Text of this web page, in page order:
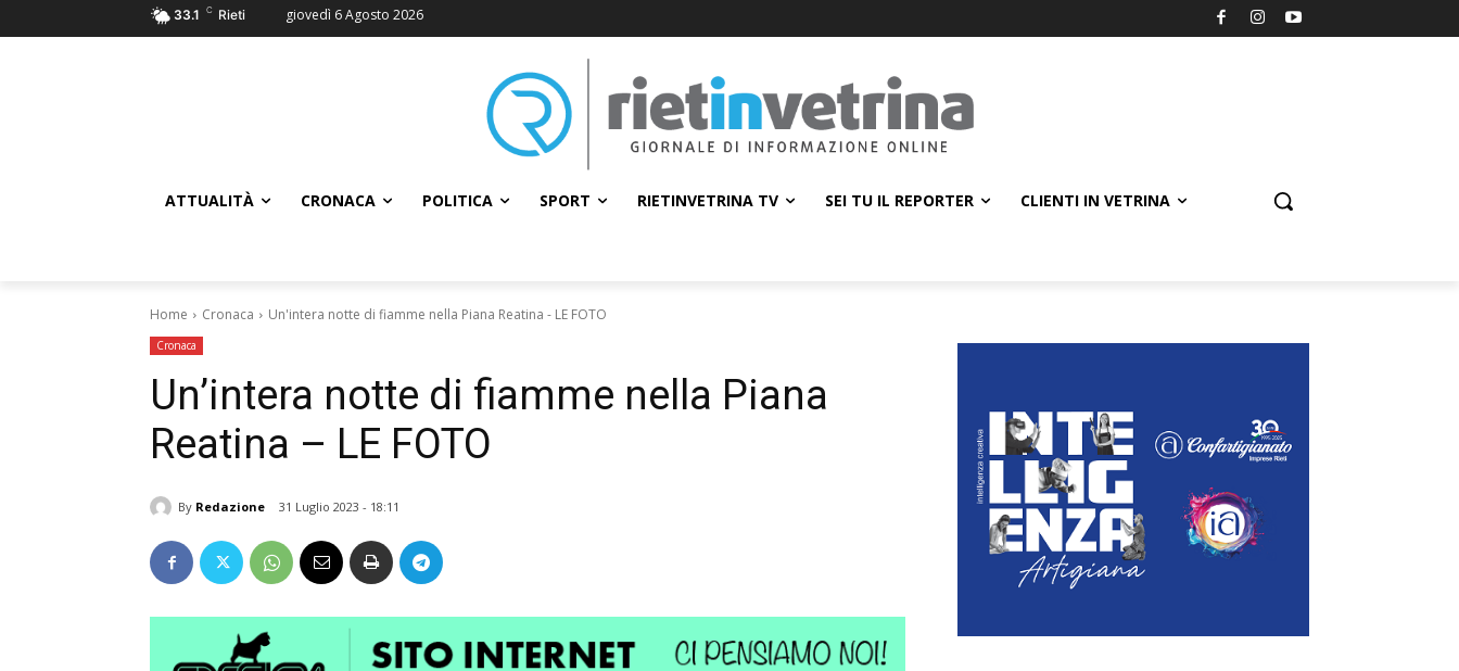
33.1 C Rieti giovedì 6 Agosto 2026
ATTUALITÀ CRONACA POLITICA SPORT RIETINVETRINA TV SEI TU IL REPORTER CLIENTI IN VETRINA
Home Cronaca Un'intera notte di fiamme nella Piana Reatina - LE FOTO
Cronaca
Un’intera notte di fiamme nella Piana
Reatina – LE FOTO
By Redazione 31 Luglio 2023 - 18:11